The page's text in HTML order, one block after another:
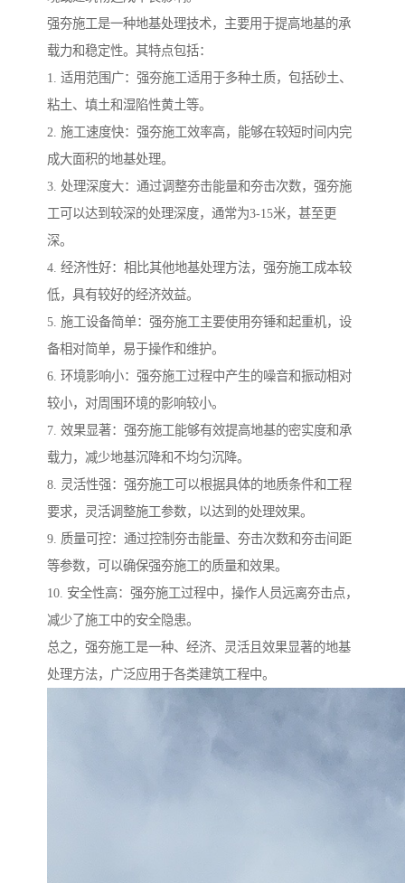
强夯施工是一种地基处理技术，主要用于提高地基的承
载力和稳定性。其特点包括：
1. 适用范围广：强夯施工适用于多种土质，包括砂土、
粘土、填土和湿陷性黄土等。
2. 施工速度快：强夯施工效率高，能够在较短时间内完
成大面积的地基处理。
3. 处理深度大：通过调整夯击能量和夯击次数，强夯施
工可以达到较深的处理深度，通常为3-15米，甚至更
深。
4. 经济性好：相比其他地基处理方法，强夯施工成本较
低，具有较好的经济效益。
5. 施工设备简单：强夯施工主要使用夯锤和起重机，设
备相对简单，易于操作和维护。
6. 环境影响小：强夯施工过程中产生的噪音和振动相对
较小，对周围环境的影响较小。
7. 效果显著：强夯施工能够有效提高地基的密实度和承
载力，减少地基沉降和不均匀沉降。
8. 灵活性强：强夯施工可以根据具体的地质条件和工程
要求，灵活调整施工参数，以达到的处理效果。
9. 质量可控：通过控制夯击能量、夯击次数和夯击间距
等参数，可以确保强夯施工的质量和效果。
10. 安全性高：强夯施工过程中，操作人员远离夯击点，
减少了施工中的安全隐患。
总之，强夯施工是一种、经济、灵活且效果显著的地基
处理方法，广泛应用于各类建筑工程中。